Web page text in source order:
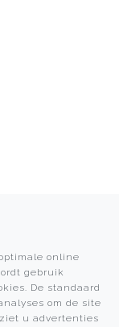
online
gebruik
De standaard
om de site
u advertenties